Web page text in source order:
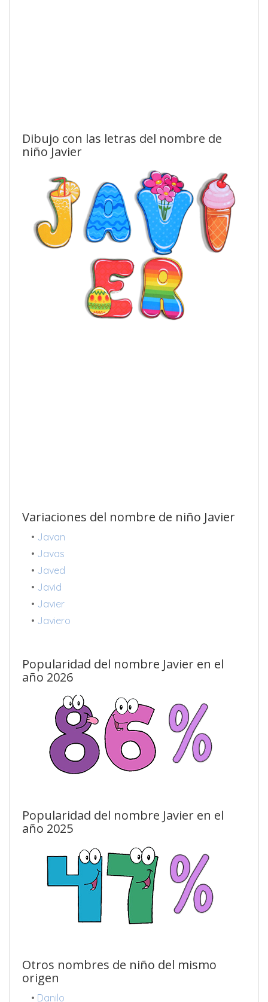
Dibujo con las letras del nombre de
niño Javier
Variaciones del nombre de niño Javier
• Javan
• Javas
• Javed
• Javid
• Javier
• Javiero
Popularidad del nombre Javier en el
año 2026
Popularidad del nombre Javier en el
año 2025
Otros nombres de niño del mismo
origen
• Danilo